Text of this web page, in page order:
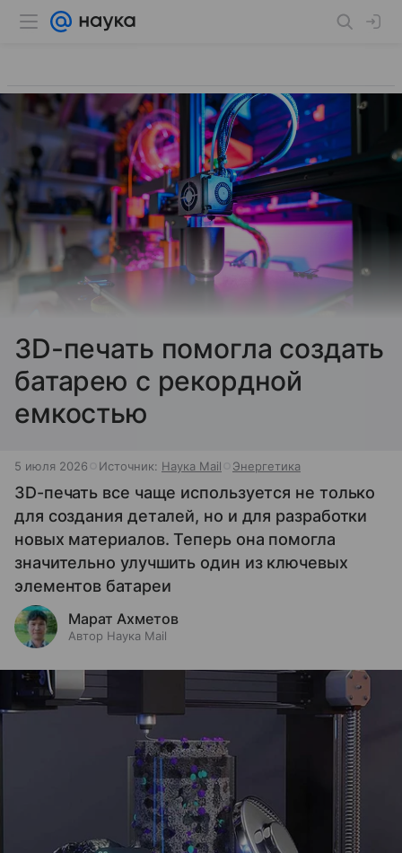
3D-печать помогла создать
батарею с рекордной
емкостью
5 июля 2026 Источник: Наука Mail Энергетика
3D-печать все чаще используется не только
для создания деталей, но и для разработки
новых материалов. Теперь она помогла
значительно улучшить один из ключевых
элементов батареи
Марат Ахметов
Автор Наука Mail